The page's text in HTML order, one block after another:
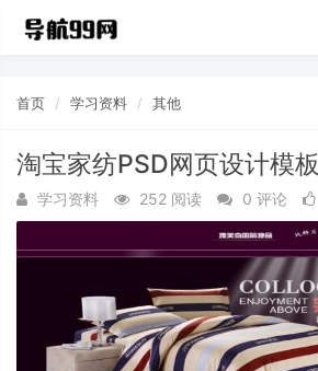
首页 学习资料 其他
淘宝家纺PSD网页设计模板
学习资料 252 阅读 0 评论